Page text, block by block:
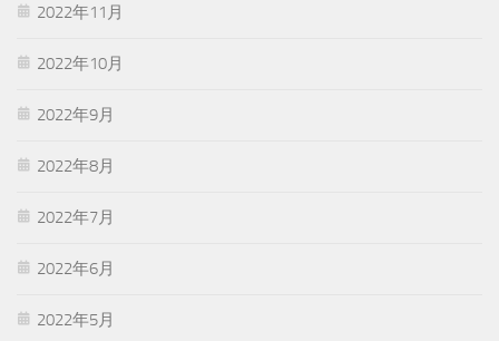
2022年11月
2022年10月
2022年9月
2022年8月
2022年7月
2022年6月
2022年5月